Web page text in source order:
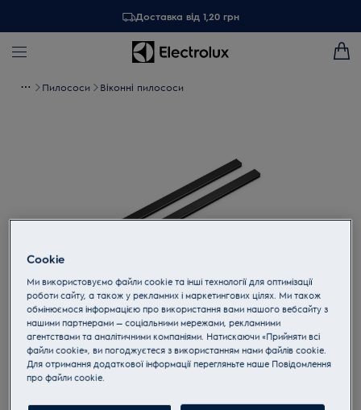
Доставка від 1,20 грн
Пилососи Віконні пилососи
Торкніться, щоб збільшити
EBRW01
EBRW01 Набір телескопічних труб
Cookie
Ми використовуємо файли cookie та інші технології для оптимізації
роботи сайту, а також у рекламних і маркетингових цілях. Ми також
обмінюємося інформацією про використання вами нашого вебсайту з
нашими партнерами — соціальними мережами, рекламними
агентствами та аналітичними компаніями. Натискаючи «Прийняти всі
файли cookie», ви погоджуєтеся з використанням нами файлів cookie.
Для отримання додаткової інформації перегляньте наше Пoвідомлення
прo файли cookie.